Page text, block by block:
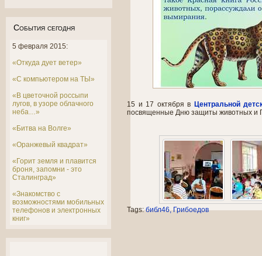
События сегодня
5 февраля 2015:
«Откуда дует ветер»
«С компьютером на ТЫ»
«В цветочной россыпи
лугов, в узоре облачного
неба…»
«Битва на Волге»
«Оранжевый квадрат»
«Горит земля и плавится
броня, запомни - это
Сталинград»
«Знакомство с
возможностями мобильных
телефонов и электронных
книг»
15 и 17 октября в Центральной
посвященные Дню защиты животных и
Tags:библ46 Грибоедов